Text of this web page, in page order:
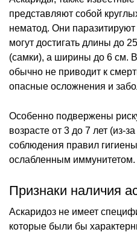
представляют собой
нематод. Они
могут достигать длины до
(самки), а ширины до 6 см.
обычно не приводит к
опасные осложнения и
Особенно подвержены
возрасте от 3 до 7 лет (из-
соблюдения правил
ослабленным иммунитетом.
Признаки наличия
Аскаридоз не имеет
которые были бы